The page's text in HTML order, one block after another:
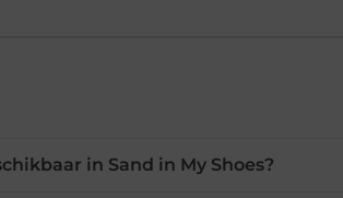
in Sand in My Shoes?